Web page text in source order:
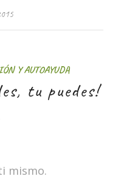
Y AUTOAYUDA
tu puedes!
mismo.